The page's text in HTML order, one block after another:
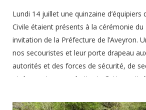
Lundi 14 juillet une quinzaine d’équipiers
Civile étaient présents à la cérémonie
invitation de la Préfecture de l’Aveyron.
nos secouristes et leur porte drapeau
autorités et des forces de sécurité, de
et des anciens combattants Cette
merci à tous les bénévoles mobilisés sur